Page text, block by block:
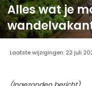
Alles wat je
Laatste wijzigingen: 22 juli